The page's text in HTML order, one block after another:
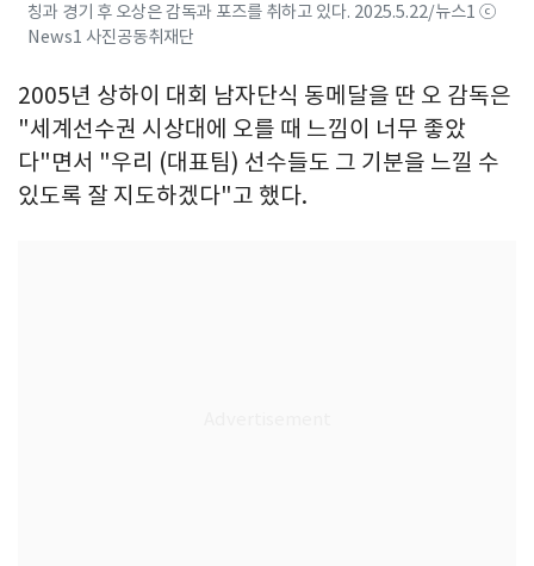
칭과 경기 후 오상은 감독과 포즈를 취하고 있다. 2025.5.22/뉴스1 ⓒ
News1 사진공동취재단
2005년 상하이 대회 남자단식 동메달을 딴 오 감독은
"세계선수권 시상대에 오를 때 느낌이 너무 좋았
다"면서 "우리 (대표팀) 선수들도 그 기분을 느낄 수
있도록 잘 지도하겠다"고 했다.